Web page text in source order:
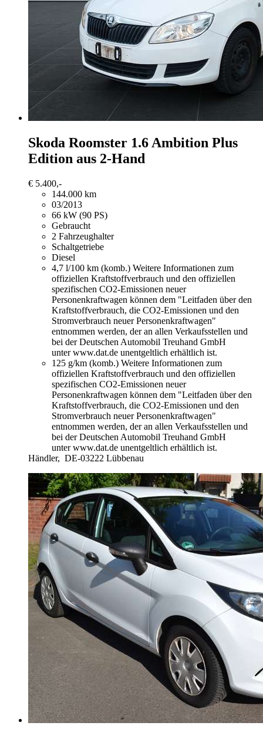
Skoda Roomster 1.6 Ambition Plus
Edition aus 2-Hand
€ 5.400,-
144.000 km
03/2013
66 kW (90 PS)
Gebraucht
2 Fahrzeughalter
Schaltgetriebe
Diesel
4,7 l/100 km (komb.) Weitere Informationen zum
offiziellen Kraftstoffverbrauch und den offiziellen
spezifischen CO2-Emissionen neuer
Personenkraftwagen können dem "Leitfaden über den
Kraftstoffverbrauch, die CO2-Emissionen und den
Stromverbrauch neuer Personenkraftwagen"
entnommen werden, der an allen Verkaufsstellen und
bei der Deutschen Automobil Treuhand GmbH
unter www.dat.de unentgeltlich erhältlich ist.
125 g/km (komb.) Weitere Informationen zum
offiziellen Kraftstoffverbrauch und den offiziellen
spezifischen CO2-Emissionen neuer
Personenkraftwagen können dem "Leitfaden über den
Kraftstoffverbrauch, die CO2-Emissionen und den
Stromverbrauch neuer Personenkraftwagen"
entnommen werden, der an allen Verkaufsstellen und
bei der Deutschen Automobil Treuhand GmbH
unter www.dat.de unentgeltlich erhältlich ist.
Händler, DE-03222 Lübbenau